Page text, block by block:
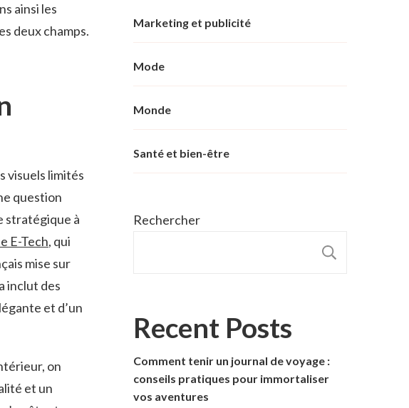
ainsi les
deux champs.
visuels limités
question
stratégique à
E-Tech, qui
mise sur
inclut des
et d’un
on
et un
Marketing et publicité
Mode
Monde
Santé et bien-être
Rechercher
Recent Posts
Comment tenir un journal de voyage :
conseils pratiques pour immortaliser
vos aventures